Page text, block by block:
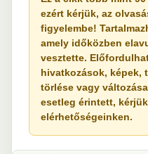
ezért kérjük, az
figyelembe!
amely időközben
vesztette.
hivatkozások, képek,
törlése vagy
esetleg érintett,
elérhetőségeinken.